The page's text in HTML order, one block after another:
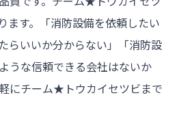
いて
れる理由
ます。「消防設備を依頼したい
らいいか分からない」「消防設
うな信頼できる会社はないか
にチーム★トウカイセツビまで